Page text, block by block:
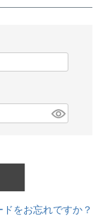
ドをお忘れですか？